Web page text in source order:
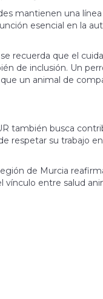
mantienen una
esencial en la
recuerda que el
de inclusión. Un
un animal de
también busca
respetar su trabajo
de Murcia
entre salud